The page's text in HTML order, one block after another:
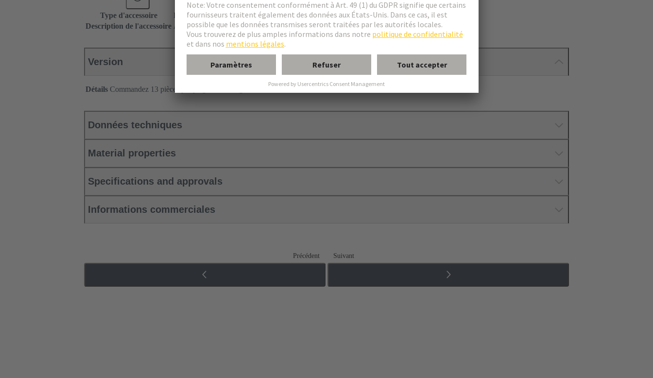
Type d'accessoire
Pion de détrompage
Description de l'accessoire Adapté aux boîtiers d'embases D 20/2 et D 20/4
Version
Détails Commandez 13 pièces par peigne de codage
Données techniques
Material properties
Specifications and approvals
Informations commerciales
Précédent Suivant